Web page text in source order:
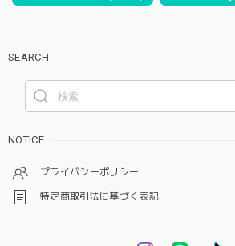
SEARCH
NOTICE
プライバシーポリシー
特定商取引法に基づく表記